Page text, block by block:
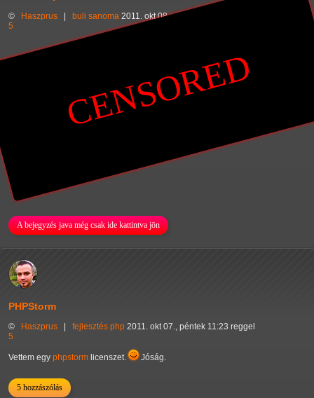
© Haszprus | buli sanoma 2011. okt 08., szombat 08:28 kegyetlen korán
5
CENSORED
A bejegyzés java még csak ide kattintva jön
PHPStorm
© Haszprus | fejlesztés php 2011. okt 07., péntek 11:23 reggel
5
Vettem egy phpstorm licenszet. Jóság.
5 hozzászólás